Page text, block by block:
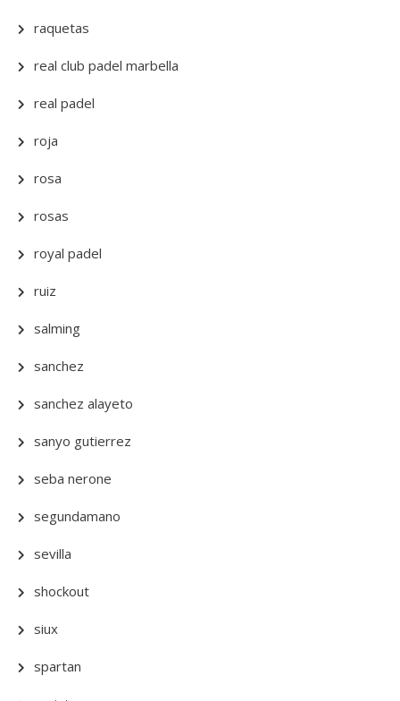
raquetas
real club padel marbella
real padel
roja
rosa
rosas
royal padel
ruiz
salming
sanchez
sanchez alayeto
sanyo gutierrez
seba nerone
segundamano
sevilla
shockout
siux
spartan